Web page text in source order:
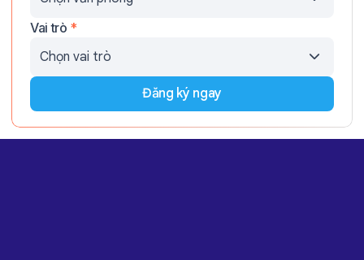
Vai trò *
Đăng ký ngay